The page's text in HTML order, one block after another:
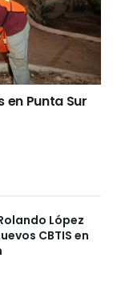
en Punta Sur
López
CBTIS en